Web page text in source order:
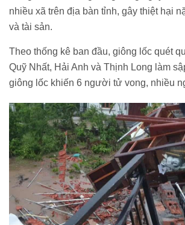
nhiều xã trên địa bàn tỉnh, gây thiệt hại
và tài sản.
Theo thống kê ban đầu, giông lốc quét
Quỹ Nhất, Hải Anh và Thịnh Long làm
giông lốc khiến 6 người tử vong, nhiều